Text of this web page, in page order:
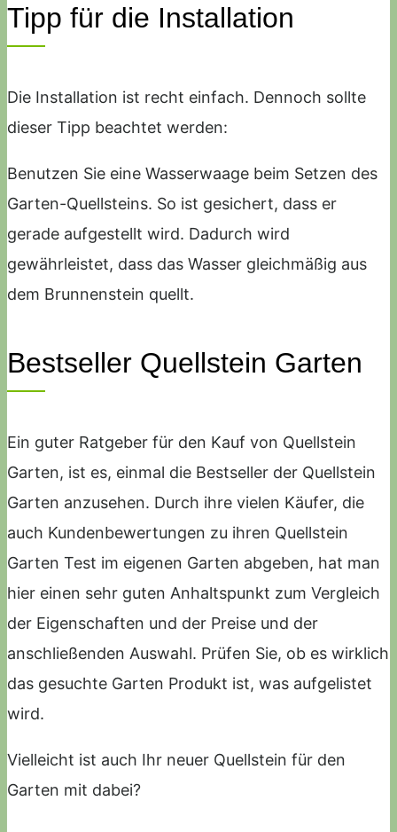
Tipp für die Installation
Die Installation ist recht einfach. Dennoch sollte
dieser Tipp beachtet werden:
Benutzen Sie eine Wasserwaage beim Setzen des
Garten-Quellsteins. So ist gesichert, dass er
gerade aufgestellt wird. Dadurch wird
gewährleistet, dass das Wasser gleichmäßig aus
dem Brunnenstein quellt.
Bestseller Quellstein Garten
Ein guter Ratgeber für den Kauf von Quellstein
Garten, ist es, einmal die Bestseller der Quellstein
Garten anzusehen. Durch ihre vielen Käufer, die
auch Kundenbewertungen zu ihren Quellstein
Garten Test im eigenen Garten abgeben, hat man
hier einen sehr guten Anhaltspunkt zum Vergleich
der Eigenschaften und der Preise und der
anschließenden Auswahl. Prüfen Sie, ob es wirklich
das gesuchte Garten Produkt ist, was aufgelistet
wird.
Vielleicht ist auch Ihr neuer Quellstein für den
Garten mit dabei?